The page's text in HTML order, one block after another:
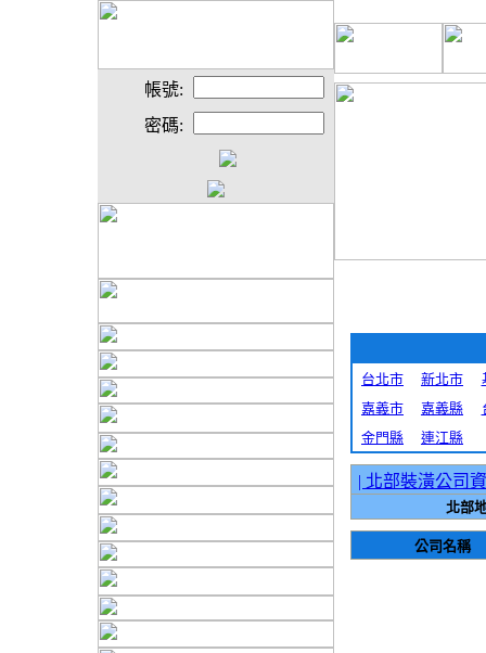
帳號:
密碼:
台北市 新北市
嘉義市
嘉義縣
金門縣
連江縣
| 北部裝潢公司
北部
公司名稱